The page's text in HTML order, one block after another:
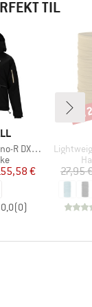
TIL
Jacket
pris
€
0,0(0)
Artikel
27,95